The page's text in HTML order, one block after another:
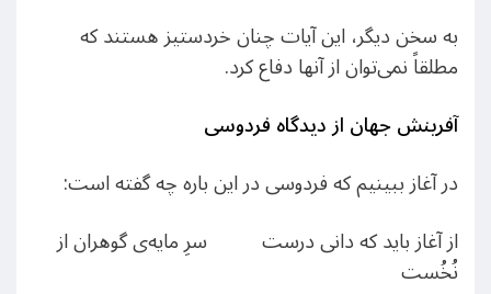
به سخن دیگر، این آیات چنان خردستیز هستند که
مطلقاً نمی‌توان از آنها دفاع کرد.
آفرینش جهان از دیدگاه فردوسی
در آغاز ببینیم که فردوسی در این باره چه گفته است:
از آغاز باید که دانی درست سرِ مایه‌ی گوهران از
نُخُست